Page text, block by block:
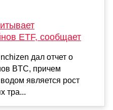
ETF, сообщает
дал отчет о
BTC, причем
является рост
тра...